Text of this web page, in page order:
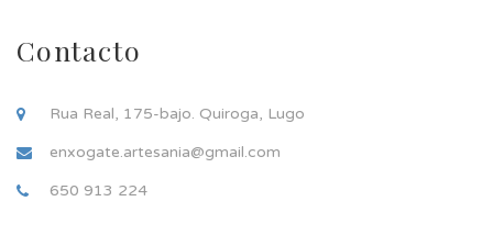
Contacto
Rua Real, 175-bajo. Quiroga, Lugo
enxogate.artesania@gmail.com
650 913 224